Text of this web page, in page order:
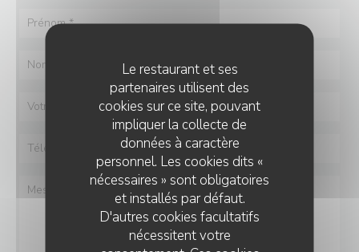
Le restaurant et ses
partenaires utilisent des
cookies sur ce site, pouvant
impliquer la collecte de
données à caractère
personnel. Les cookies dits «
nécessaires » sont obligatoires
et installés par défaut.
D'autres cookies facultatifs
nécessitent votre